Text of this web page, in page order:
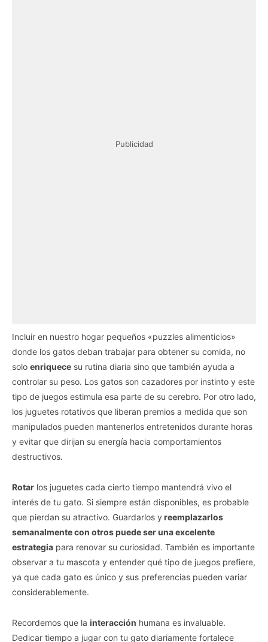
Publicidad
Incluir en nuestro hogar pequeños «puzzles alimenticios»
donde los gatos deban trabajar para obtener su comida, no
solo enriquece su rutina diaria sino que también ayuda a
controlar su peso. Los gatos son cazadores por instinto y este
tipo de juegos estimula esa parte de su cerebro. Por otro lado,
los juguetes rotativos que liberan premios a medida que son
manipulados pueden mantenerlos entretenidos durante horas
y evitar que dirijan su energía hacia comportamientos
destructivos.
Rotar los juguetes cada cierto tiempo mantendrá vivo el
interés de tu gato. Si siempre están disponibles, es probable
que pierdan su atractivo. Guardarlos y reemplazarlos
semanalmente con otros puede ser una excelente
estrategia para renovar su curiosidad. También es importante
observar a tu mascota y entender qué tipo de juegos prefiere,
ya que cada gato es único y sus preferencias pueden variar
considerablemente.
Recordemos que la interacción humana es invaluable.
Dedicar tiempo a jugar con tu gato diariamente fortalece